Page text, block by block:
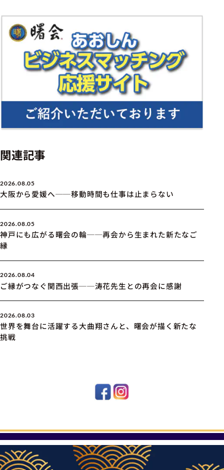
関連記事
2026.08.05
大阪から愛媛へ──移動時間も仕事は止まらない
2026.08.05
神戸にも広がる曙会の輪──再会から生まれた新たなご
縁
2026.08.04
ご縁がつなぐ関西出張──涛花先生との再会に感謝
2026.08.03
世界を舞台に活躍する大曲翔さんと、曙会が描く新たな
挑戦